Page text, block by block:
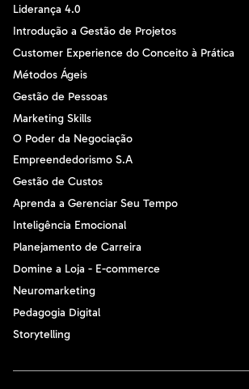
Liderança 4.0
Introdução a Gestão de Projetos
Customer Experience do Conceito à Prática
Métodos Ágeis
Gestão de Pessoas
Marketing Skills
O Poder da Negociação
Empreendedorismo S.A
Gestão de Custos
Aprenda a Gerenciar Seu Tempo
Inteligência Emocional
Planejamento de Carreira
Domine a Loja - E-commerce
Neuromarketing
Pedagogia Digital
Storytelling